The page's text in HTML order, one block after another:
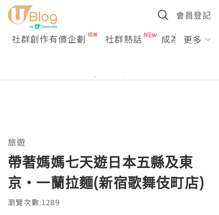
會員登記
社群創作有價企劃 社群熱話 成為U更多
旅遊
帶著媽媽七天遊日本五縣及東
京‧一蘭拉麵(新宿歌舞伎町店)
瀏覽次數:1289